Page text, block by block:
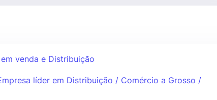
venda e Distribuição
líder em Distribuição / Comércio a Grosso /